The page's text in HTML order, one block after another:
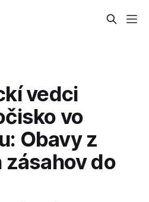
vedci
vo
Obavy z
do